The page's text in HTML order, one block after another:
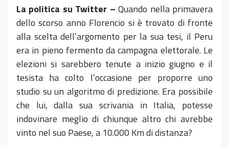
La politica su Twitter –Quando nella primavera
dello scorso anno Florencio si è trovato di fronte
alla scelta dell’argomento per la sua tesi, il Peru
era in pieno fermento da campagna elettorale. Le
elezioni si sarebbero tenute a inizio giugno e il
tesista ha colto l’occasione per proporre uno
studio su un algoritmo di predizione. Era possibile
che lui, dalla sua scrivania in Italia, potesse
indovinare meglio di chiunque altro chi avrebbe
vinto nel suo Paese, a 10.000 Km di distanza?